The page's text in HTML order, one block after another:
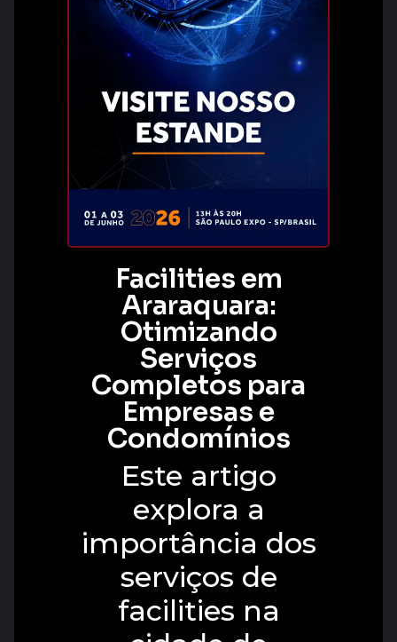
Facilities em
Araraquara:
Otimizando
Serviços
Completos para
Empresas e
Condomínios
Este artigo
explora a
importância dos
serviços de
facilities na